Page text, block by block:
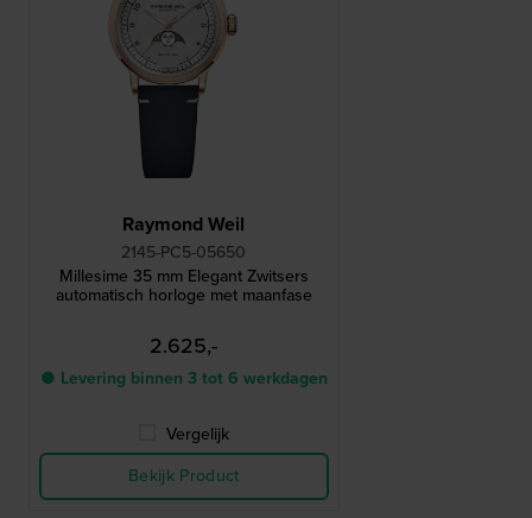
Raymond Weil
2145-PC5-05650
Millesime 35 mm Elegant Zwitsers
automatisch horloge met maanfase
2.625,-
● Levering binnen 3 tot 6 werkdagen
Vergelijk
Bekijk Product